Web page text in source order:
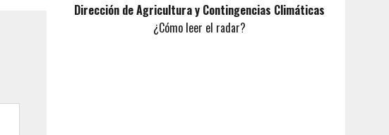
Dirección de Agricultura y Contingencias Climáticas
¿Cómo leer el radar?